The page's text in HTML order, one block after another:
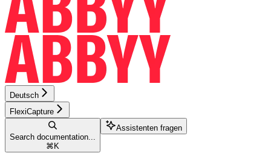
Deutsch
FlexiCapture
Search documentation...
⌘ K
Assistenten fragen